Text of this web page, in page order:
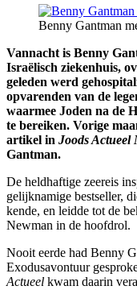
Benny Gantman
Vannacht is Benny
Israëlisch ziekenhuis,
geleden werd
opvarenden van de
waarmee Joden na de
te bereiken. Vorige
artikel in Joods Actueel
Gantman.
De heldhaftige zeereis
gelijknamige bestseller,
kende, en leidde tot de
Newman in de hoofdrol.
Nooit eerde had Benny
Exodusavontuur
Actueel kwam daarin